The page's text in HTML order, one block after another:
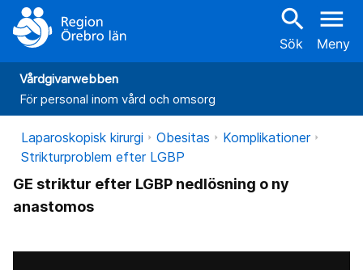
search
Sök
menu
Meny
Vårdgivarwebben
För personal inom vård och omsorg
Laparoskopisk kirurgi Obesitas
Komplikationer
Strikturproblem efter LGBP
GE striktur efter LGBP nedlösning o ny
anastomos